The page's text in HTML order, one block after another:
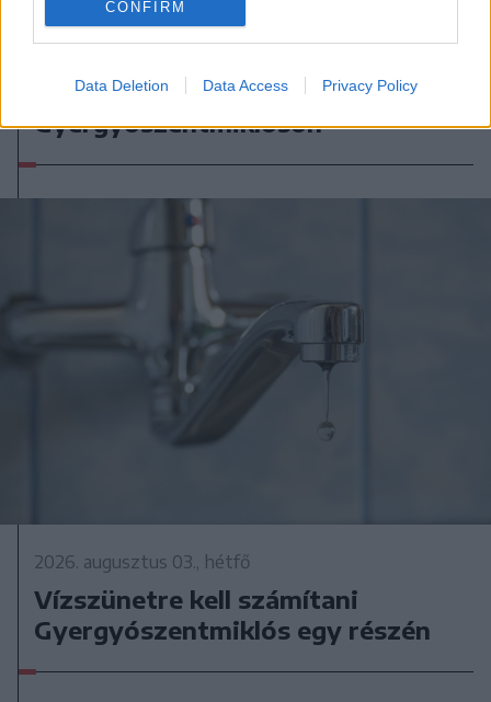
CONFIRM
Data Deletion Data Access Privacy Policy
2026. augusztus 03., hétfő
Antal tér és két központi utca
Gyergyószentmiklóson
2026. augusztus 03., hétfő
Vízszünetre kell számítani
Gyergyószentmiklós egy részén